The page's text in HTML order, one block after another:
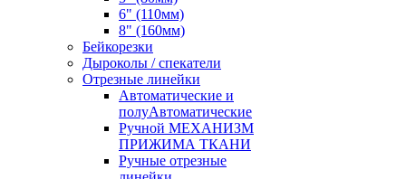
6" (110мм)
8" (160мм)
Бейкорезки
Дыроколы / спекатели
Отрезные линейки
Автоматические и
полуАвтоматические
Ручной МЕХАНИЗМ
ПРИЖИМА ТКАНИ
Ручные отрезные